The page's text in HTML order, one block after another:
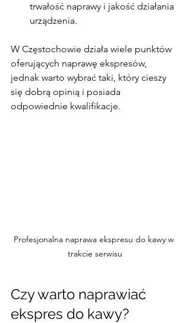
trwałość naprawy i jakość działania
urządzenia.
W Częstochowie działa wiele punktów
oferujących naprawę ekspresów,
jednak warto wybrać taki, który cieszy
się dobrą opinią i posiada
odpowiednie kwalifikacje.
Profesjonalna naprawa ekspresu do kawy w
trakcie serwisu
Czy warto naprawiać
ekspres do kawy?